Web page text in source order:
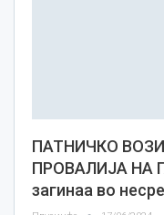
ПАТНИЧКО
ПРОВАЛИЈА НА
загинаа во